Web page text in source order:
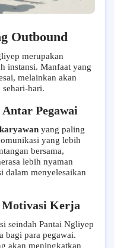
Outbound
merupakan
instansi. Manfaat yang
melainkan akan
hari.
Pegawai
yang paling
yang lebih
bersama,
lebih nyaman
dalam menyelesaikan
Kerja
seindah Pantai Ngliyep
bagi para pegawai.
akan meningkatkan